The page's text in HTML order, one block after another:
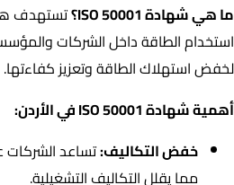
ما هي شهادة ISO 50001؟
تستهدف
استخدام الطاقة داخل الشركات
لخفض استهلاك الطاقة وتعزيز كفاءتها.
أهمية شهادة ISO 50001 في الأردن:
خفض التكاليف:تساعد الشركات
مما يقلل التكاليف التشغيلية.